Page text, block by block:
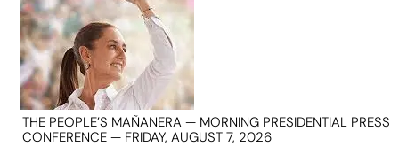
THE PEOPLE’S MAÑANERA — MORNING PRESIDENTIAL PRESS
CONFERENCE — FRIDAY, AUGUST 7, 2026